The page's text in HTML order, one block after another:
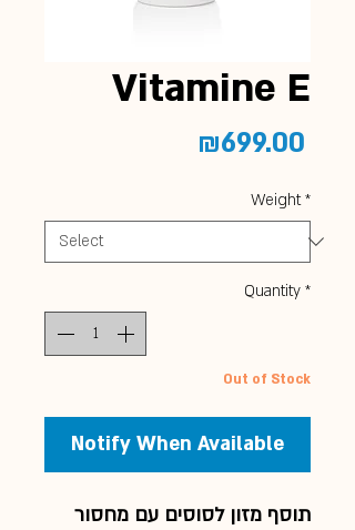
Vitamine E
₪699.00
Weight *
Quantity *
Out of Stock
Notify When Available
תוסף מזון לסוסים עם מחסור